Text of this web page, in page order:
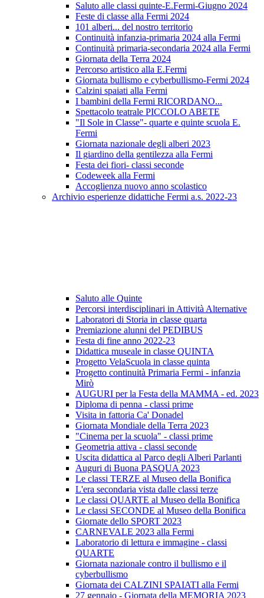
Saluto alle classi quinte-E.Fermi-Giugno 2024
Feste di classe alla Fermi 2024
101 alberi... del nostro territorio
Continuità infanzia-primaria 2024 alla Fermi
Continuità primaria-secondaria 2024 alla Fermi
Giornata della Terra 2024
Percorso artistico alla E.Fermi
Giornata bullismo e cyberbullismo-Fermi 2024
Calzini spaiati alla Fermi
I bambini della Fermi RICORDANO...
Spettacolo teatrale PICCOLO ABETE
"Il Sole in Classe"- quarte e quinte scuola E.
Fermi
Giornata nazionale degli alberi 2023
Il giardino della gentilezza alla Fermi
Festa dei fiori- classi seconde
Codeweek alla Fermi
Accoglienza nuovo anno scolastico
Archivio esperienze didattiche Fermi a.s. 2022-23
Saluto alle Quinte
Percorsi interdisciplinari in Attività Alternative
Laboratori di Storia in classe quarta
Premiazione alunni del PEDIBUS
Festa di fine anno 2022-23
Didattica museale in classe QUINTA
Progetto VelaScuola in classe quinta
Progetto continuità Primaria Fermi - infanzia
Mirò
AUGURI per la Festa della MAMMA - ed. 2023
Diploma di penna - classi prime
Visita in fattoria Ca' Donadel
Giornata Mondiale della Terra 2023
"Cinema per la scuola" - classi prime
Geometria attiva - classi seconde
Uscita didattica al Parco degli Alberi Parlanti
Auguri di Buona PASQUA 2023
Le classi TERZE al Museo della Bonifica
L'era secondaria vista dalle classi terze
Le classi QUARTE al Museo della Bonifica
Le classi SECONDE al Museo della Bonifica
Giornate dello SPORT 2023
CARNEVALE 2023 alla Fermi
Laboratorio di lettura e immagine - classi
QUARTE
Giornata nazionale contro il bullismo e il
cyberbullismo
Giornata dei CALZINI SPAIATI alla Fermi
27 gennaio - Giornata della MEMORIA 2023